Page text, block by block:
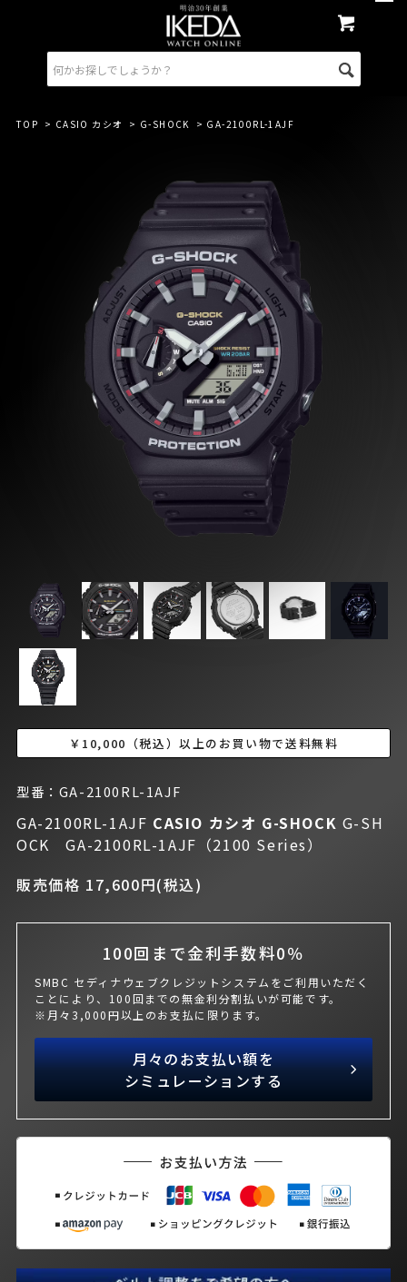
TOP > CASIO カシオ > G-SHOCK > GA-2100RL-1AJF
￥10,000（税込）以上のお買い物で送料無料
型番：GA-2100RL-1AJF
GA-2100RL-1AJF CASIO カシオ G-SHOCK G-SH
OCK GA-2100RL-1AJF（2100 Series）
販売価格 17,600円(税込)
100回まで金利手数料0％
SMBC セディナウェブクレジットシステムをご利用いただく
ことにより、100回までの無金利分割払いが可能です。
※月々3,000円以上のお支払に限ります。
月々のお支払い額を
シミュレーションする